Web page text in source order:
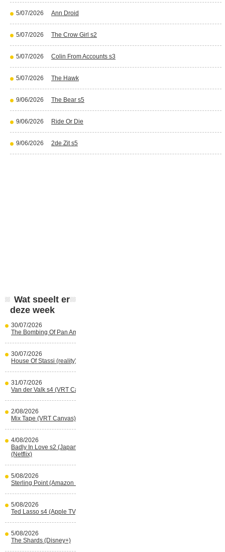
5/07/2026 Ann Droid
5/07/2026 The Crow Girl s2
5/07/2026 Colin From Accounts s3
5/07/2026 The Hawk
9/06/2026 The Bear s5
9/06/2026 Ride Or Die
9/06/2026 2de Zit s5
Wat speelt er
deze week
30/07/2026
The Bombing Of Pan Am 103 (Netflix)
30/07/2026
House Of Stassi (reality) (Disney+)
31/07/2026
Van der Valk s4 (VRT Canvas)
2/08/2026
Mix Tape (VRT Canvas)
4/08/2026
Badly In Love s2 (Japans) (reality)
(Netflix)
5/08/2026
Sterling Point (Amazon Prime Video)
5/08/2026
Ted Lasso s4 (Apple TV)
5/08/2026
The Shards (Disney+)